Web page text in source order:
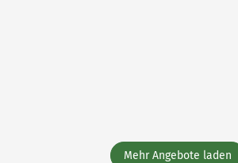
Mehr Angebote laden